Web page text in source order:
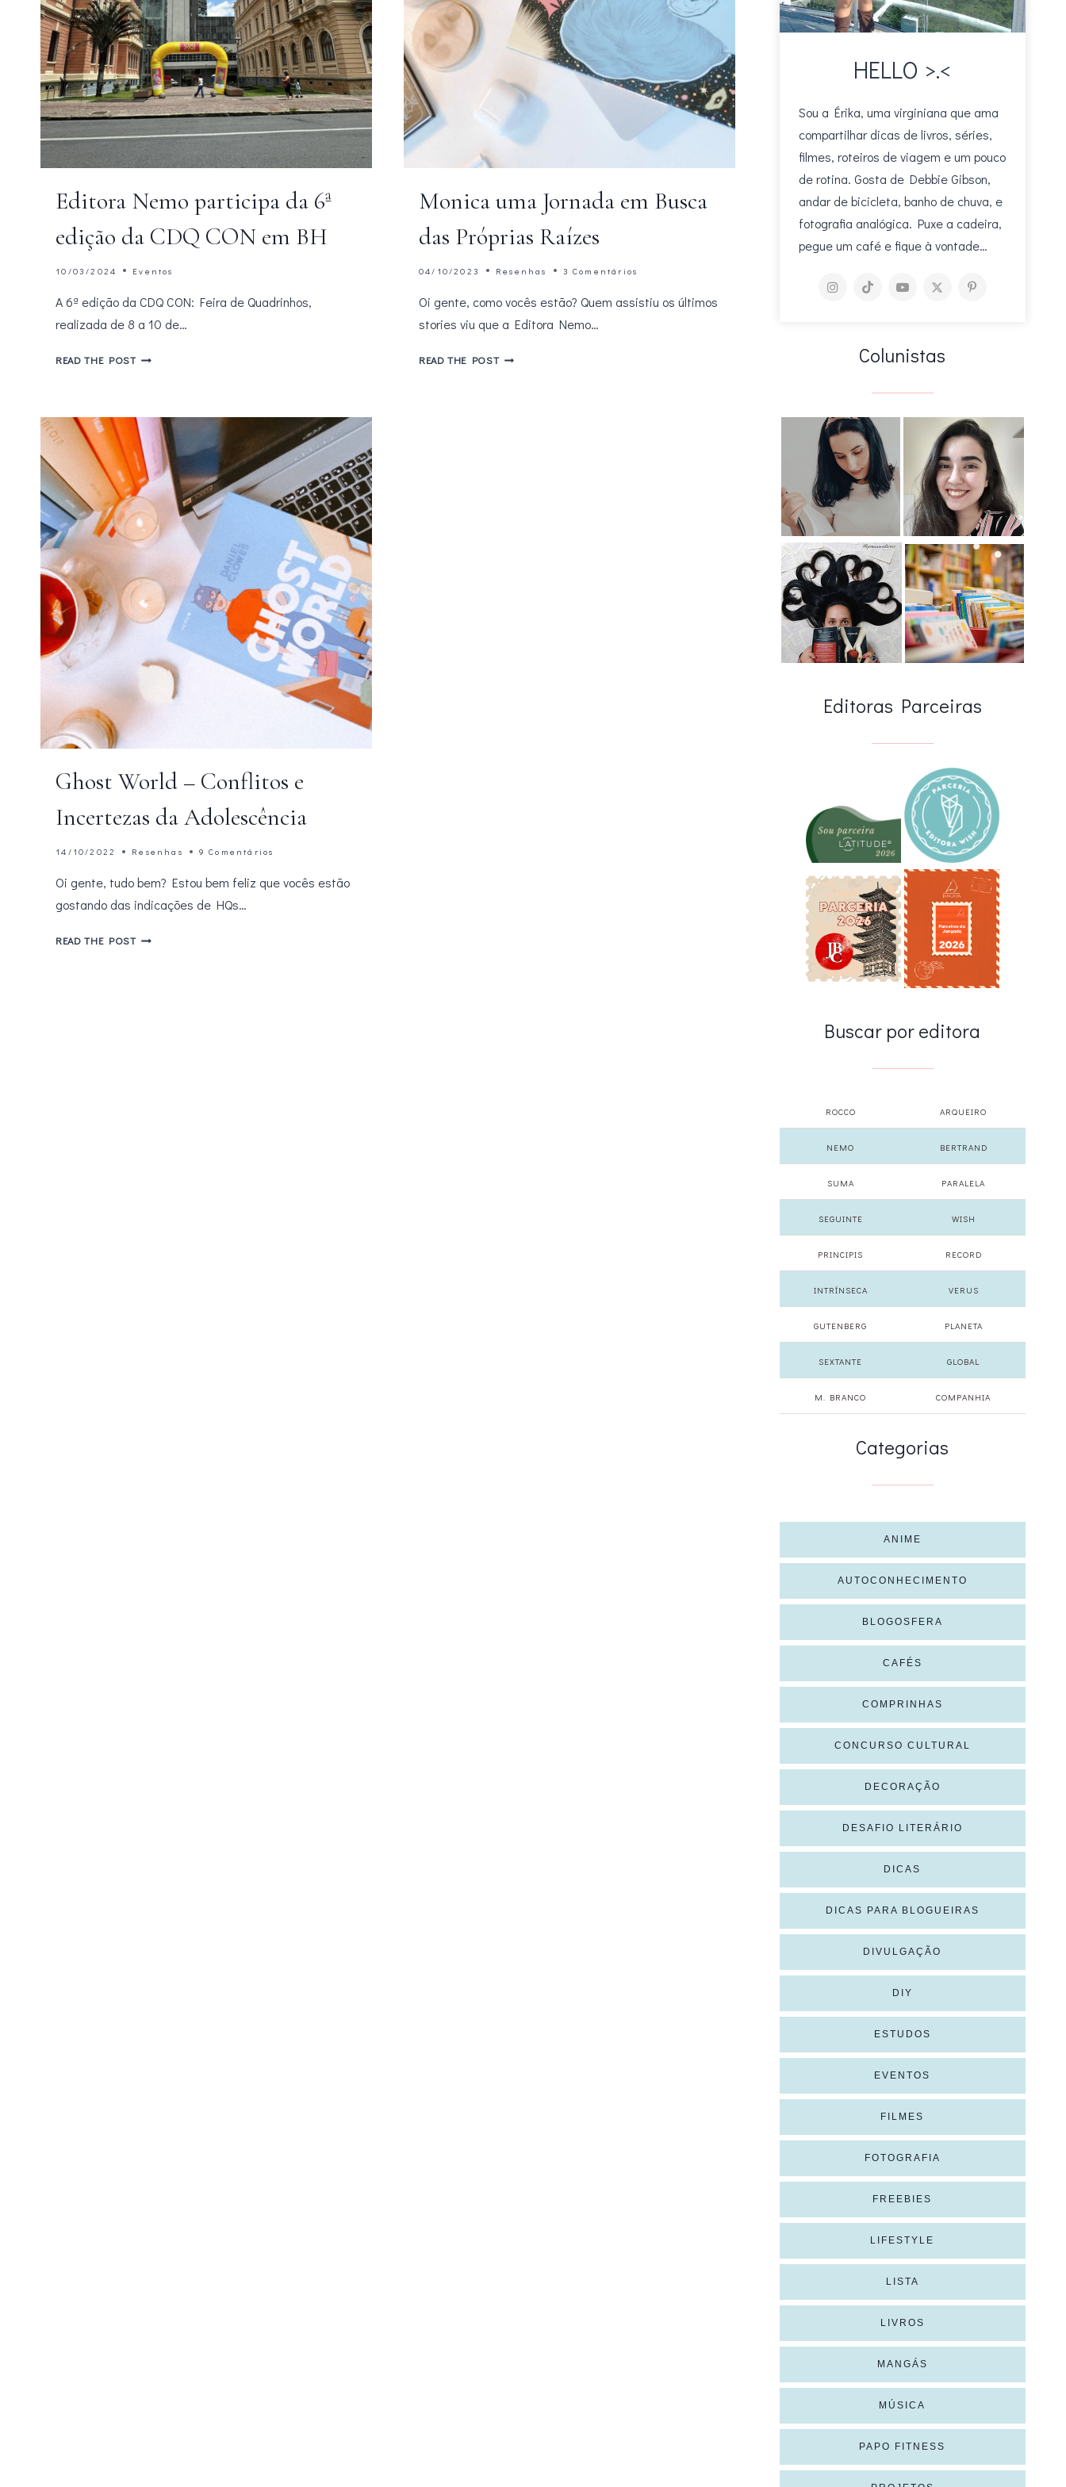
Editora Nemo participa da 6ª
edição da CDQ CON em BH
10/03/2024 Eventos
A 6ª edição da CDQ CON: Feira de Quadrinhos,
realizada de 8 a 10 de…
READ THE POSTEDITORA
6ª
EDIÇÃO
DA
CDQ
CON
EM
BH
Monica uma Jornada em Busca
das Próprias Raízes
04/10/2023 Resenhas 3 Comentários
Oi gente, como vocês estão? Quem assistiu os últimos
stories viu que a Editora Nemo…
READ THE POSTMONICA
Ghost World – Conflitos e
Incertezas da Adolescência
14/10/2022 Resenhas 9 Comentários
Oi gente, tudo bem? Estou bem feliz que vocês estão
gostando das indicações de HQs…
READ THE POSTGHOST
HELLO >.<
Sou a Érika, uma virginiana que ama
compartilhar dicas de livros, séries,
filmes, roteiros de viagem e um pouco
de rotina. Gosta de Debbie Gibson,
andar de bicicleta, banho de chuva, e
fotografia analógica. Puxe a cadeira,
pegue um café e fique à vontade…
Colunistas
Editoras Parceiras
Buscar por editora
ROCCO ARQUEIRO
NEMO BERTRAND
SUMA PARALELA
SEGUINTE WISH
PRINCIPIS RECORD
INTRÍNSECA VERUS
GUTENBERG PLANETA
SEXTANTE GLOBAL
M. BRANCO COMPANHIA
Categorias
ANIME
AUTOCONHECIMENTO
BLOGOSFERA
CAFÉS
COMPRINHAS
CONCURSO CULTURAL
DECORAÇÃO
DESAFIO LITERÁRIO
DICAS
DICAS PARA BLOGUEIRAS
DIVULGAÇÃO
DIY
ESTUDOS
EVENTOS
FILMES
FOTOGRAFIA
FREEBIES
LIFESTYLE
LISTA
LIVROS
MANGÁS
MÚSICA
PAPO FITNESS